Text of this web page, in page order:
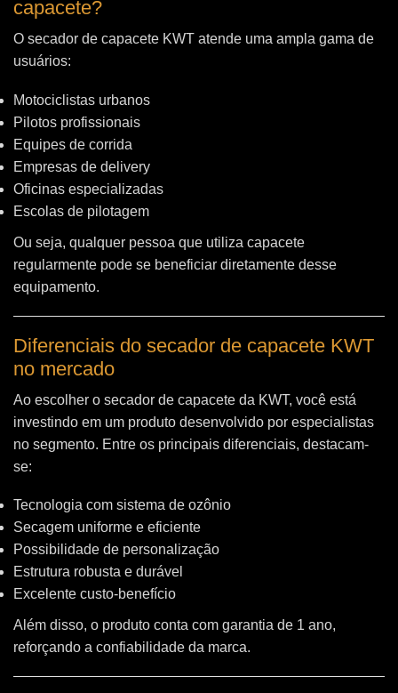
capacete?
O secador de capacete KWT atende uma ampla gama de
usuários:
Motociclistas urbanos
Pilotos profissionais
Equipes de corrida
Empresas de delivery
Oficinas especializadas
Escolas de pilotagem
Ou seja, qualquer pessoa que utiliza capacete
regularmente pode se beneficiar diretamente desse
equipamento.
Diferenciais do secador de capacete KWT
no mercado
Ao escolher o secador de capacete da KWT, você está
investindo em um produto desenvolvido por especialistas
no segmento. Entre os principais diferenciais, destacam-
se:
Tecnologia com sistema de ozônio
Secagem uniforme e eficiente
Possibilidade de personalização
Estrutura robusta e durável
Excelente custo-benefício
Além disso, o produto conta com garantia de 1 ano,
reforçando a confiabilidade da marca.